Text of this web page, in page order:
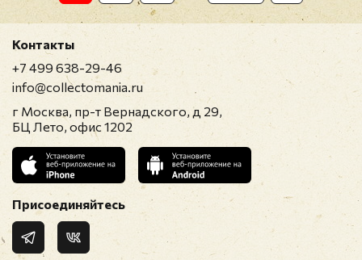
Контакты
+7 499 638-29-46
info@collectomania.ru
г Москва, пр-т Вернадского, д 29,
БЦ Лето, офис 1202
Присоединяйтесь